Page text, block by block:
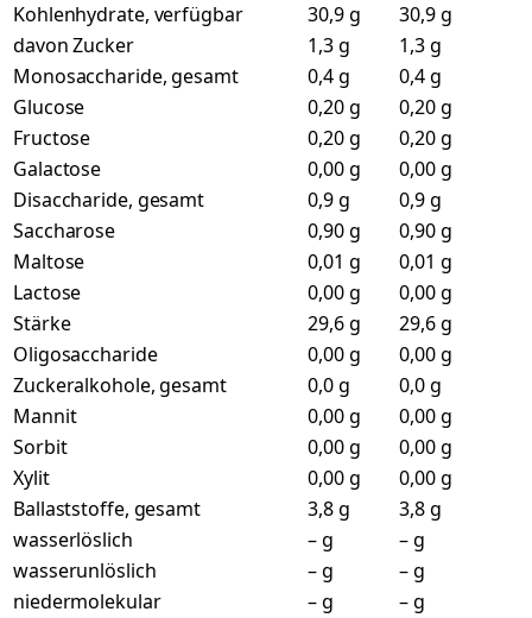
Kohlenhydrate, verfügbar
30,9 g
30,9 g
davon Zucker
1,3 g
1,3 g
Monosaccharide, gesamt
0,4 g
0,4 g
Glucose
0,20 g
0,20 g
Fructose
0,20 g
0,20 g
Galactose
0,00 g
0,00 g
Disaccharide, gesamt
0,9 g
0,9 g
Saccharose
0,90 g
0,90 g
Maltose
0,01 g
0,01 g
Lactose
0,00 g
0,00 g
Stärke
29,6 g
29,6 g
Oligosaccharide
0,00 g
0,00 g
Zuckeralkohole, gesamt
0,0 g
0,0 g
Mannit
0,00 g
0,00 g
Sorbit
0,00 g
0,00 g
Xylit
0,00 g
0,00 g
Ballaststoffe, gesamt
3,8 g
3,8 g
wasserlöslich
– g
– g
wasserunlöslich
– g
– g
niedermolekular
– g
– g